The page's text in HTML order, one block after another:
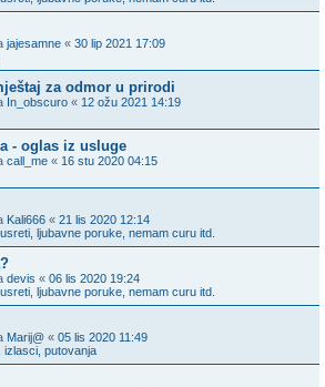
jajesamne « 30 lip 2021 17:09
za odmor u prirodi
In_obscuro « 12 ožu 2021 14:19
- oglas iz usluge
call_me « 16 stu 2020 04:15
Kali666 « 21 lis 2020 12:14
ljubavne poruke, nemam curu itd.
devis « 06 lis 2020 19:24
ljubavne poruke, nemam curu itd.
Marij@ « 05 lis 2020 11:49
izlasci, putovanja